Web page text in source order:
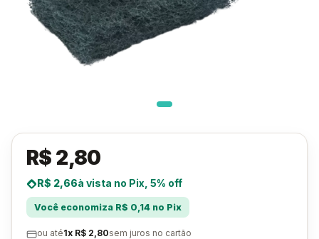
R$ 2,80
R$ 2,66à vista no Pix, 5% off
Você economiza R$ 0,14 no Pix
ou até1x R$ 2,80sem juros no cartão